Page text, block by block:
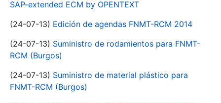
SAP-extended ECM by OPENTEXT
(24-07-13) Edición de agendas FNMT-RCM 2014
(24-07-13) Suministro de rodamientos para FNMT-
RCM (Burgos)
(24-07-13) Suministro de material plástico para
FNMT-RCM (Burgos)